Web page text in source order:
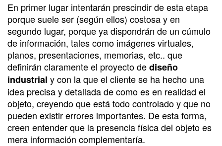
En primer lugar intentarán prescindir de esta etapa
porque suele ser (según ellos) costosa y en
segundo lugar, porque ya dispondrán de un cúmulo
de información, tales como imágenes virtuales,
planos, presentaciones, memorias, etc.. que
definirán claramente el proyecto dediseño
industrial y con la que el cliente se ha hecho una
idea precisa y detallada de como es en realidad el
objeto, creyendo que está todo controlado y que no
pueden existir errores importantes. De esta forma,
creen entender que la presencia física del objeto es
mera información complementaría.